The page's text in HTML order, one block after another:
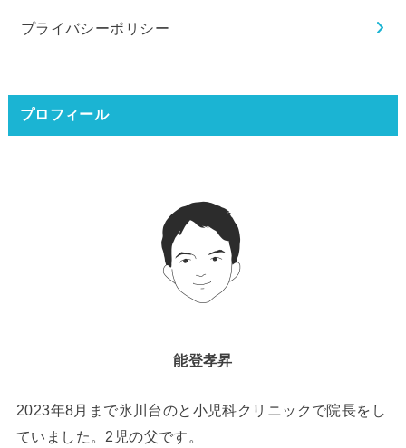
プライバシーポリシー
プロフィール
能登孝昇
2023年8月まで氷川台のと小児科クリニックで院長をし
ていました。2児の父です。